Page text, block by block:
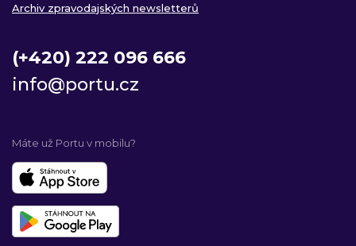
Archiv zpravodajských newsletterů
(+420) 222 096 666
info@portu.cz
Máte už Portu v mobilu?